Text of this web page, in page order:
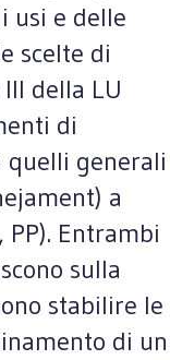
usi e delle
scelte di
della LU
di
quelli generali
a
Entrambi
sulla
stabilire le
di un